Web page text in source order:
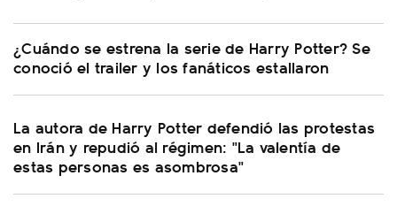
¿Cuándo se estrena la serie de Harry Potter? Se
conoció el trailer y los fanáticos estallaron
La autora de Harry Potter defendió las protestas
en Irán y repudió al régimen: "La valentía de
estas personas es asombrosa"